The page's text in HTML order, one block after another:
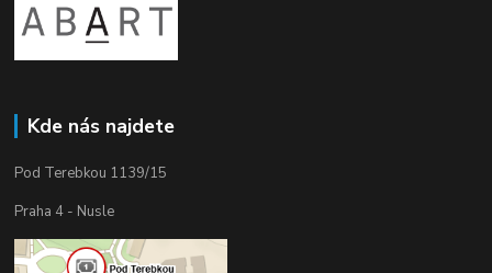
Kde nás najdete
Pod Terebkou 1139/15
Praha 4 - Nusle